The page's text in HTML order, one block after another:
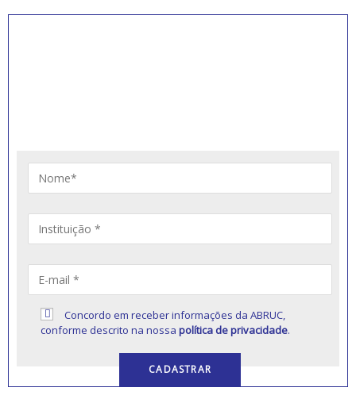
Concordo em receber informações da ABRUC,
conforme descrito na nossapolítica de privacidade.